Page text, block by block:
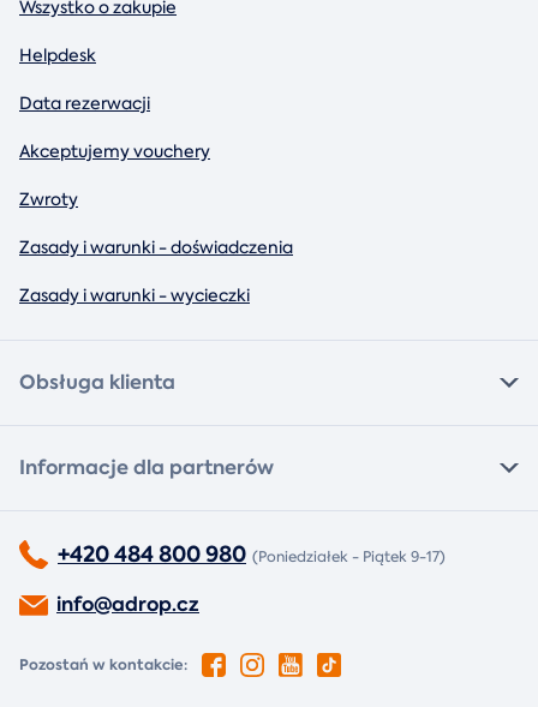
Wszystko o zakupie
Helpdesk
Data rezerwacji
Akceptujemy vouchery
Zwroty
Zasady i warunki - doświadczenia
Zasady i warunki - wycieczki
Obsługa klienta
Informacje dla partnerów
+420 484 800 980 (Poniedziałek - Piątek 9-17)
info@adrop.cz
Pozostań w kontakcie: